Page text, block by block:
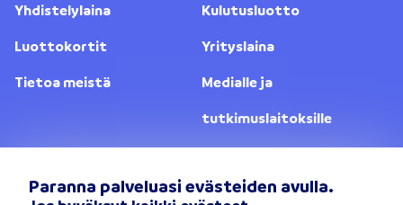
Paranna palveluasi evästeiden avulla.
Yhdistelylaina
Kulutusluotto
Luottokortit
Yrityslaina
Tietoa meistä
Medialle ja
tutkimuslaitoksille